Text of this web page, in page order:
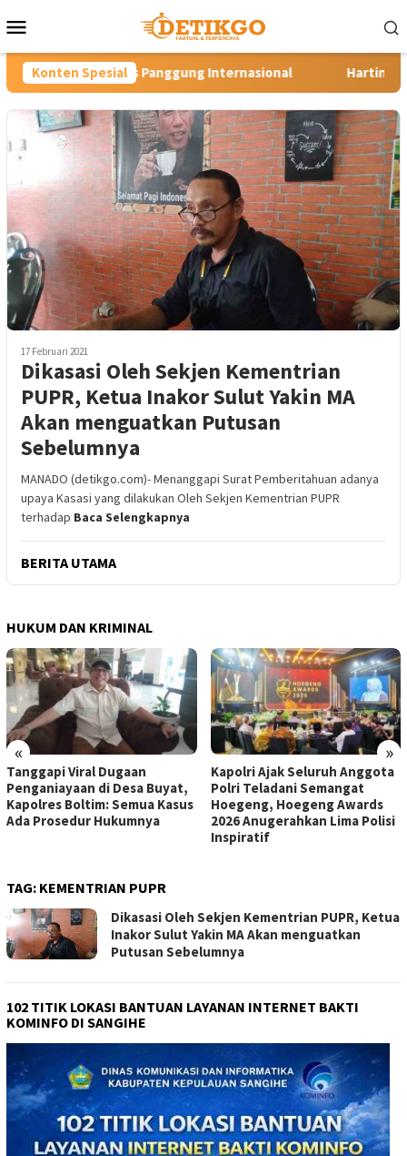
ke
Mobile
Konten Spesial
Panggung Internasional Hartini Ngadiorejo Pacu
17 Februari 2021
Dikasasi Oleh Sekjen Kementrian
PUPR, Ketua Inakor Sulut Yakin MA
Akan menguatkan Putusan
Sebelumnya
MANADO (detikgo.com)- Menanggapi Surat Pemberitahuan adanya
upaya Kasasi yang dilakukan Oleh Sekjen Kementrian PUPR
terhadap Baca Selengkapnya
BERITA UTAMA
HUKUM DAN KRIMINAL
« »
Tanggapi Viral Dugaan
Penganiayaan di Desa Buyat,
Kapolres Boltim: Semua Kasus
Ada Prosedur Hukumnya
Kapolri Ajak Seluruh Anggota
Polri Teladani Semangat
Hoegeng, Hoegeng Awards
2026 Anugerahkan Lima Polisi
Inspiratif
TAG: KEMENTRIAN PUPR
Dikasasi Oleh Sekjen Kementrian PUPR, Ketua
Inakor Sulut Yakin MA Akan menguatkan
Putusan Sebelumnya
102 TITIK LOKASI BANTUAN LAYANAN INTERNET BAKTI
KOMINFO DI SANGIHE